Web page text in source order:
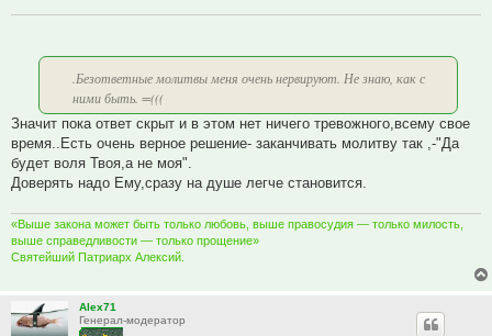
.Безответные молитвы меня очень нервируют. Не знаю, как с
ними быть. =(((
Значит пока ответ скрыт и в этом нет ничего тревожного,всему свое
время..Есть очень верное решение- заканчивать молитву так ,-"Да
будет воля Твоя,а не моя".
Доверять надо Ему,сразу на душе легче становится.
«Выше закона может быть только любовь, выше правосудия — только милость,
выше справедливости — только прощение»
Святейший Патриарх Алексий.
Alex71
Генерал-модератор